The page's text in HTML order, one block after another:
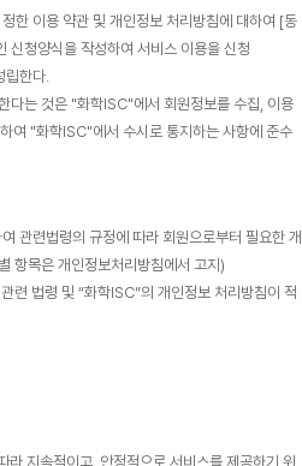
한 이용 약관 및 개인정보 처리방침에 대하여 [동
청양식을 작성하여 서비스 이용을 신청
립한다.
다는 것은 "화학ISC"에서 회원정보를 수집, 이용
여 "화학ISC"에서 수시로 통지하는 사항에 준수
관련법령의 규정에 따라 회원으로부터 필요한 개
항목은 개인정보처리방침에서 고지)
련 법령 및 “화학ISC”의 개인정보 처리방침이 적
지속적이고, 안정적으로 서비스를 제공하기 위